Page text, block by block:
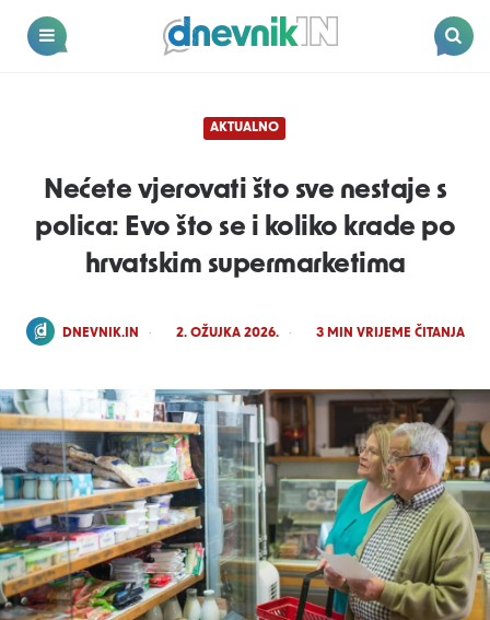
Dnevnik.in
AKTUALNO
Nećete vjerovati što sve nestaje s
polica: Evo što se i koliko krade po
hrvatskim supermarketima
POSTED
DNEVNIK.IN 2. OŽUJKA 2026. 3MIN VRIJEME ČITANJA